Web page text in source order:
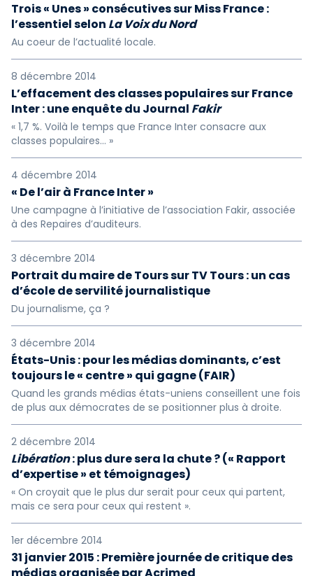
Trois « Unes » consécutives sur Miss France :
l’essentiel selon La Voix du Nord
Au coeur de l’actualité locale.
8 décembre 2014
L’effacement des classes populaires sur France
Inter : une enquête du Journal Fakir
« 1,7 %. Voilà le temps que France Inter consacre aux
classes populaires… »
4 décembre 2014
« De l’air à France Inter »
Une campagne à l’initiative de l’association Fakir, associée
à des Repaires d’auditeurs.
3 décembre 2014
Portrait du maire de Tours sur TV Tours : un cas
d’école de servilité journalistique
Du journalisme, ça ?
3 décembre 2014
États-Unis : pour les médias dominants, c’est
toujours le « centre » qui gagne (FAIR)
Quand les grands médias états-uniens conseillent une fois
de plus aux démocrates de se positionner plus à droite.
2 décembre 2014
Libération: plus dure sera la chute ? (« Rapport
d’expertise » et témoignages)
« On croyait que le plus dur serait pour ceux qui partent,
mais ce sera pour ceux qui restent ».
1er décembre 2014
31 janvier 2015 : Première journée de critique des